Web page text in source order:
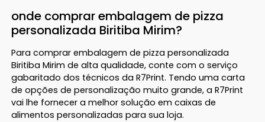
onde comprar embalagem de pizza
personalizada Biritiba Mirim?
Para comprar embalagem de pizza personalizada
Biritiba Mirim de alta qualidade, conte com o serviço
gabaritado dos técnicos da R7Print. Tendo uma carta
de opções de personalização muito grande, a R7Print
vai lhe fornecer a melhor solução em caixas de
alimentos personalizadas para sua loja.